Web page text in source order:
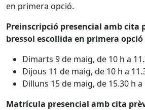
en primera opció.
Preinscripció presencial amb cita
bressol escollida en primera opció
Dimarts 9 de maig, de 10 h a
Dijous 11 de maig, de 10 h a
Dilluns 15 de maig, de 15.30 h a
Matrícula presencial amb cita